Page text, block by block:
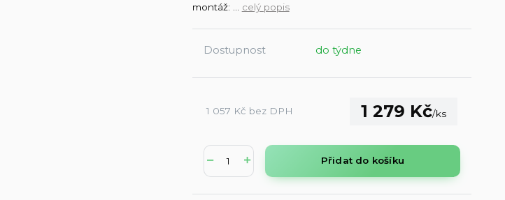
montáž: ... celý popis
Dostupnost do týdne
1 279 Kč/ks
1 057 Kč bez DPH
Přidat do košíku